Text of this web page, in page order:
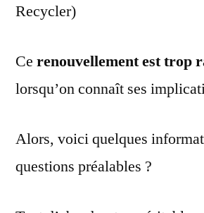
Recycler)
Ce renouvellement est trop
lorsqu’on connaît ses
Alors, voici quelques
questions préalables ?